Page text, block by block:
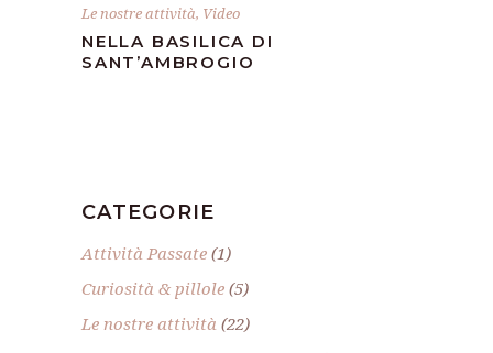
Le nostre attività, Video
NELLA BASILICA DI
SANT’AMBROGIO
CATEGORIE
Attività Passate (1)
Curiosità & pillole (5)
Le nostre attività (22)